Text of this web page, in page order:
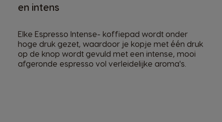
en intens
Elke Espresso Intense- koffiepad wordt onder
hoge druk gezet, waardoor je kopje met één druk
op de knop wordt gevuld met een intense, mooi
afgeronde espresso vol verleidelijke aroma's.